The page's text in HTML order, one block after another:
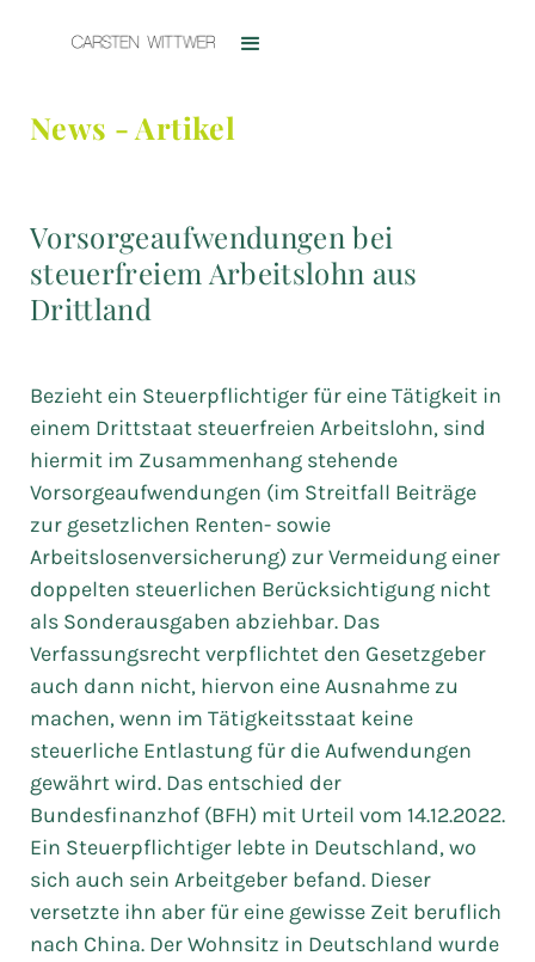
News - Artikel
Vorsorgeaufwendungen bei
steuerfreiem Arbeitslohn aus
Drittland
Bezieht ein Steuerpflichtiger für eine Tätigkeit in
einem Drittstaat steuerfreien Arbeitslohn, sind
hiermit im Zusammenhang stehende
Vorsorgeaufwendungen (im Streitfall Beiträge
zur gesetzlichen Renten- sowie
Arbeitslosenversicherung) zur Vermeidung einer
doppelten steuerlichen Berücksichtigung nicht
als Sonderausgaben abziehbar. Das
Verfassungsrecht verpflichtet den Gesetzgeber
auch dann nicht, hiervon eine Ausnahme zu
machen, wenn im Tätigkeitsstaat keine
steuerliche Entlastung für die Aufwendungen
gewährt wird. Das entschied der
Bundesfinanzhof (BFH) mit Urteil vom 14.12.2022.
Ein Steuerpflichtiger lebte in Deutschland, wo
sich auch sein Arbeitgeber befand. Dieser
versetzte ihn aber für eine gewisse Zeit beruflich
nach China. Der Wohnsitz in Deutschland wurde